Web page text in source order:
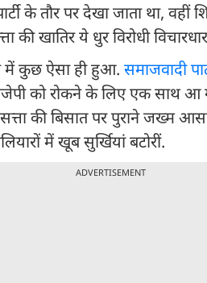
के तौर पर देखा जाता था,
खातिर ये धुर विरोधी
में कुछ ऐसा ही हुआ. समाजवादी
को रोकने के लिए एक साथ
की बिसात पर पुराने जख्म
में खूब सुर्खियां बटोरीं.
ADVERTISEMENT